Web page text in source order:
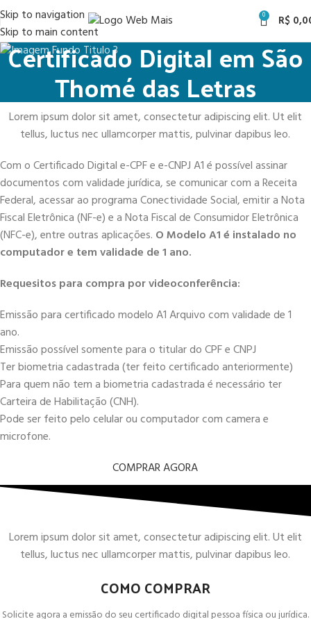
Skip to navigation
Skip to main content
0 R$
Certificado Digital em São
Thomé das Letras
Lorem ipsum dolor sit amet, consectetur adipiscing elit. Ut elit
tellus, luctus nec ullamcorper mattis, pulvinar dapibus leo.
Com o Certificado Digital e-CPF e e-CNPJ A1 é possível assinar
documentos com validade jurídica, se comunicar com a Receita
Federal, acessar ao programa Conectividade Social, emitir a Nota
Fiscal Eletrônica (NF-e) e a Nota Fiscal de Consumidor Eletrônica
(NFC-e), entre outras aplicações. O Modelo A1 é instalado no
computador e tem validade de 1 ano.
Requesitos para compra por videoconferência:
Emissão para certificado modelo A1 Arquivo com validade de 1
ano.
Emissão possível somente para o titular do CPF e CNPJ
Ter biometria cadastrada (ter feito certificado anteriormente)
Para quem não tem a biometria cadastrada é necessário ter
Carteira de Habilitação (CNH).
Pode ser feito pelo celular ou computador com camera e
microfone.
COMPRAR AGORA
Lorem ipsum dolor sit amet, consectetur adipiscing elit. Ut elit
tellus, luctus nec ullamcorper mattis, pulvinar dapibus leo.
COMO COMPRAR
Solicite agora a emissão do seu certificado digital pessoa física ou jurídica.